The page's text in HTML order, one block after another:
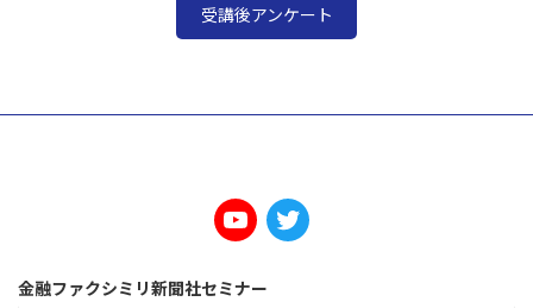
受講後アンケート
金融ファクシミリ新聞社セミナー